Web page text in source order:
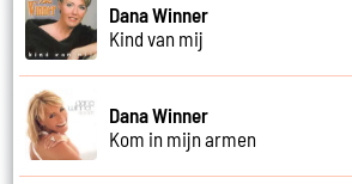
Dana Winner
Kind van mij
Dana Winner
Kom in mijn armen